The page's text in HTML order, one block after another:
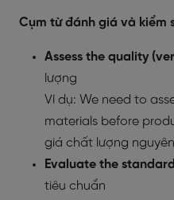
Cụm từ đánh giá và kiểm
Assess the quality
lượng
Ví dụ: We need to
materials before
giá chất lượng
Evaluate the
tiêu chuẩn